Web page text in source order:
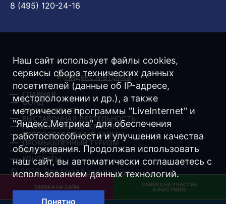
ЗАЯВКА НА ЗАЙМ
ЗАЯВКА НА УЧАСТИЕ
В ВЫСТАВКЕ
8 (495) 120-24-16
ГЛАВНАЯ
ФОНД
ЗАЙМЫ/ ГРАНТЫ
ВЫСТАВОЧНАЯ ДЕЯТЕЛЬНОСТЬ
ПРОМЫШЛЕННЫЕ КЛАСТЕРЫ
ПРЕДОСТАВЛЕННЫЕ ЗАЙМЫ
ПРОМЫШЛЕННЫЙ ТУРИЗМ
ПРЕСС-ЦЕНТР
КОНТАКТЫ
© 2026. Все права защищены.
Разработка -Интернет-Имидж
Наш сайт использует файлы cookies,
сервисы сбора технических данных
посетителей (данные об IP-адресе,
местоположении и др.), а также
метрические программы "LiveInternet" и
"Яндекс.Метрика" для обеспечения
работоспособности и улучшения качества
обслуживания. Продолжая использовать
наш сайт, вы автоматически соглашаетесь с
использованием данных технологий.
Понятно